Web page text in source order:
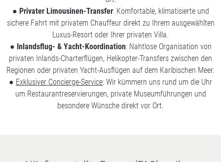
● Privater Limousinen-Transfer: Komfortable, klimatisierte und
sichere Fahrt mit privatem Chauffeur direkt zu Ihrem ausgewählten
Luxus-Resort oder Ihrer privaten Villa.
● Inlandsflug- & Yacht-Koordination: Nahtlose Organisation von
privaten Inlands-Charterflügen, Helikopter-Transfers zwischen den
Regionen oder privaten Yacht-Ausflügen auf dem Karibischen Meer.
● Exklusiver Concierge-Service: Wir kümmern uns rund um die Uhr
um Restaurantreservierungen, private Museumführungen und
besondere Wünsche direkt vor Ort.